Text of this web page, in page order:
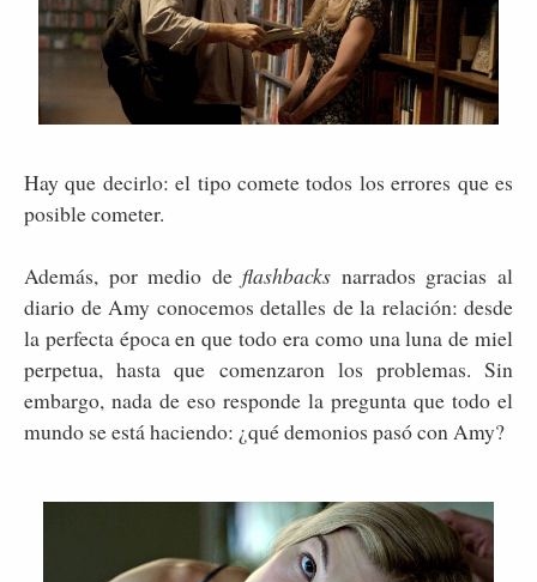
Hay que decirlo: el tipo comete todos los errores que es
posible cometer.
Además, por medio deflashbacks narrados gracias al
diario de Amy conocemos detalles de la relación: desde
la perfecta época en que todo era como una luna de miel
perpetua, hasta que comenzaron los problemas. Sin
embargo, nada de eso responde la pregunta que todo el
mundo se está haciendo: ¿qué demonios pasó con Amy?